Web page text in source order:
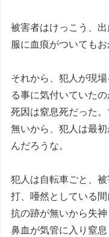
被害者はけっこう、
服に血痕がついてもお
それから、犯人が現
る事に気付いていたの
死因は窒息死だった
無いから、犯人は最
んだろうな。
犯人は自転車ごと、
打、唖然としている
抗の跡が無いから失神
鼻血が気管に入り窒